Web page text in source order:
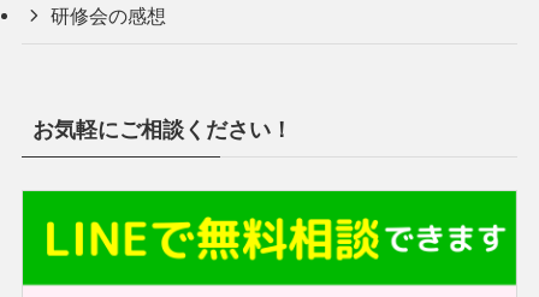
研修会の感想
お気軽にご相談ください！